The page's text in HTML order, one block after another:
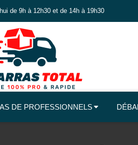
de 9h à 12h30 et de 14h à 19h30
DE PROFESSIONNELS